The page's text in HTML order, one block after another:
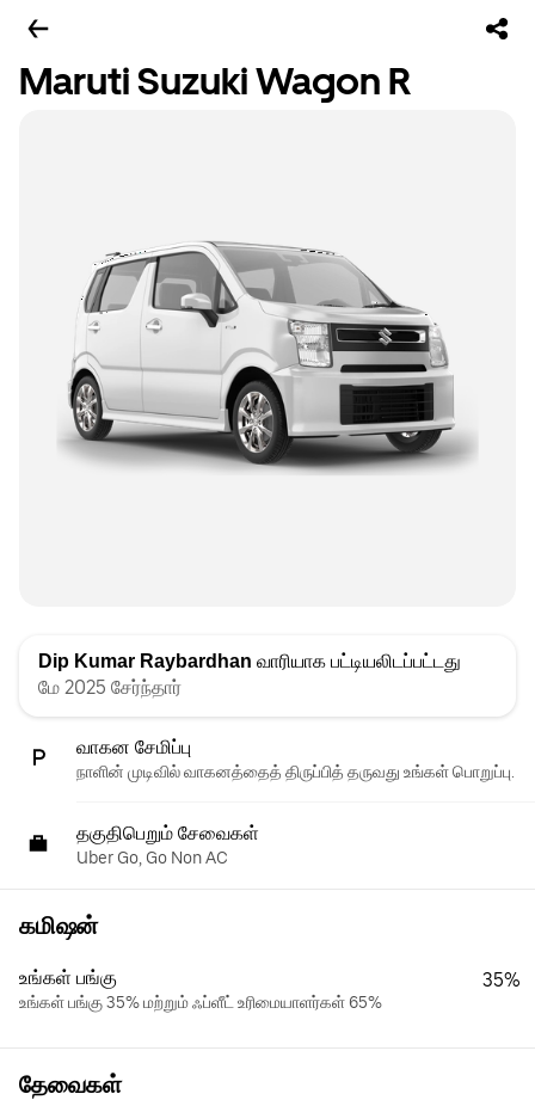
Maruti Suzuki Wagon R
Dip Kumar Raybardhan வாரியாக பட்டியலிடப்பட்டது
மே 2025 சேர்ந்தார்
வாகன சேமிப்பு
நாளின் முடிவில் வாகனத்தைத் திருப்பித் தருவது உங்கள் பொறுப்பு.
தகுதிபெறும் சேவைகள்
Uber Go, Go Non AC
கமிஷன்
உங்கள் பங்கு
உங்கள் பங்கு 35% மற்றும் ஃப்ளீட் உரிமையாளர்கள் 65%
35%
தேவைகள்